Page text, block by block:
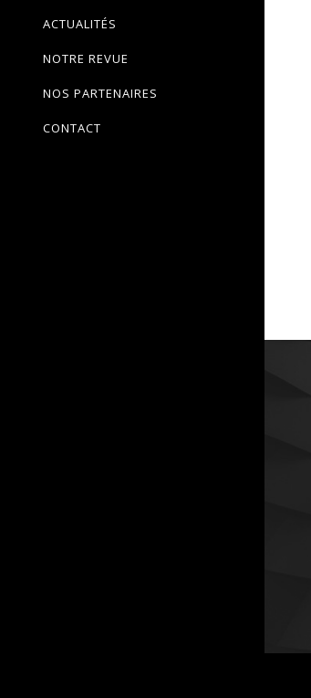
ACTUALITÉS
NOTRE REVUE
NOS PARTENAIRES
CONTACT